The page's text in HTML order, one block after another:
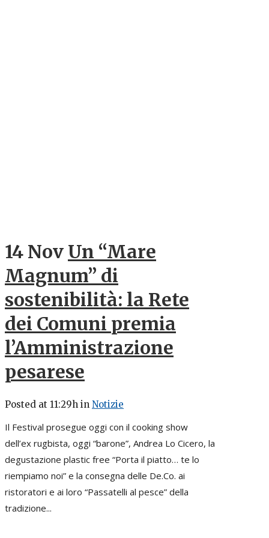
14 Nov Un “Mare
Magnum” di
sostenibilità: la Rete
dei Comuni premia
l’Amministrazione
pesarese
Posted at 11:29h in Notizie
Il Festival prosegue oggi con il cooking show
dell’ex rugbista, oggi “barone”, Andrea Lo Cicero, la
degustazione plastic free “Porta il piatto… te lo
riempiamo noi” e la consegna delle De.Co. ai
ristoratori e ai loro “Passatelli al pesce” della
tradizione...